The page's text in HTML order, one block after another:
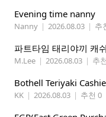
Evening time nanny
Nanny | 2026.08.03 | 추
파트타임 태리야끼 캐
M.Lee | 2026.08.03 | 추
Bothell Teriyaki
KK | 2026.08.03 | 추천 0